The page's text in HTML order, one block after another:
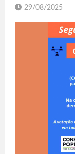
29/08/2025